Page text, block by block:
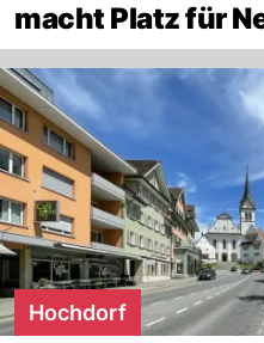
macht Platz für
Hochdorf